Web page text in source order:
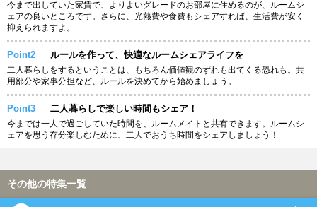
今まで出していた家賃で、よりよいグレードのお部屋に住めるのが、ルームシ
ェアの良いところです。さらに、光熱費や食費もシェアすれば、生活費が安く
抑えられますよ。
Point2 ルールを作って、快適なルームシェアライフを
二人暮らしをするということは、もちろん価値観のずれも出てくる恐れも。共
用部分や家事分担など、ルールを決めてから始めましょう。
Point3 二人暮らしで楽しい時間もシェア！
今までは一人で過ごしていた時間を、ルームメイトと共有できます。ルームシ
ェアを思う存分楽しむために、二人でおうち時間をシェアしましょう！
その他の特集一覧